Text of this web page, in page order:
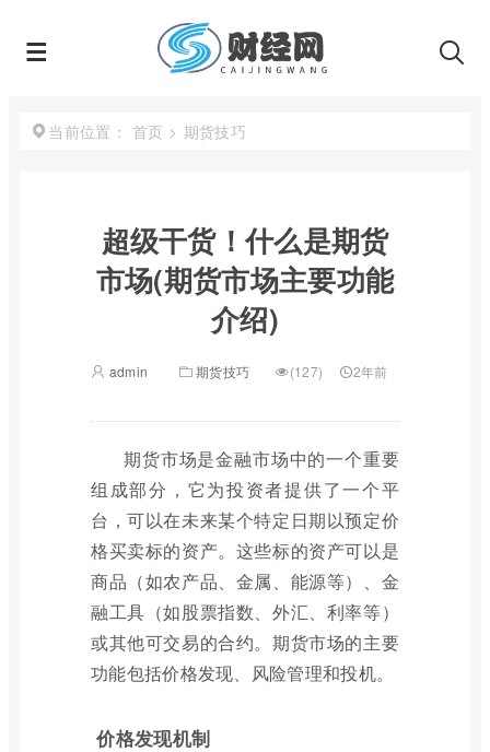
当前位置： 首页 > 期货技巧
超级干货！什么是期货
市场(期货市场主要功能
介绍)
admin 期货技巧 (127) 2年前
期货市场是金融市场中的一个重要
组成部分，它为投资者提供了一个平
台，可以在未来某个特定日期以预定价
格买卖标的资产。这些标的资产可以是
商品（如农产品、金属、能源等）、金
融工具（如股票指数、外汇、利率等）
或其他可交易的合约。期货市场的主要
功能包括价格发现、风险管理和投机。
价格发现机制